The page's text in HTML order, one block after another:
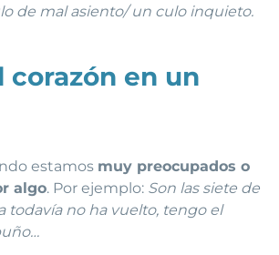
de mal asiento/ un culo inquieto.
corazón en un
estamos muy preocupados o
algo. Por ejemplo: Son las siete de
todavía no ha vuelto, tengo el